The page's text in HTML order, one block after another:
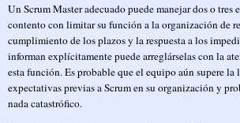
Un Scrum Master adecuado puede manejar dos o tres
contento con limitar su función a la organización de
cumplimiento de los plazos y la respuesta a los
informan explícitamente puede arreglárselas con la
esta función. Es probable que el equipo aún supere la
expectativas previas a Scrum en su organización y
nada catastrófico.